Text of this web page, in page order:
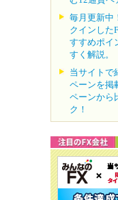
毎月更新中
クインした
すすめポイ
すく解説。
当サイトで
ペーンを掲
ペーンから
ク！